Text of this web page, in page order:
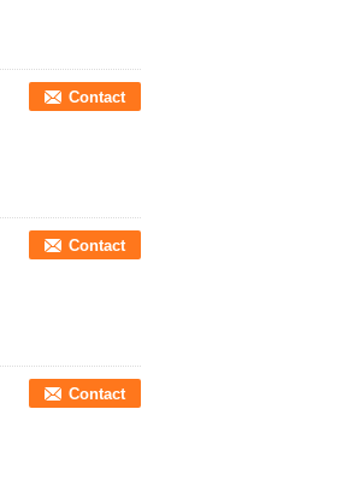
Contact
Contact
Contact